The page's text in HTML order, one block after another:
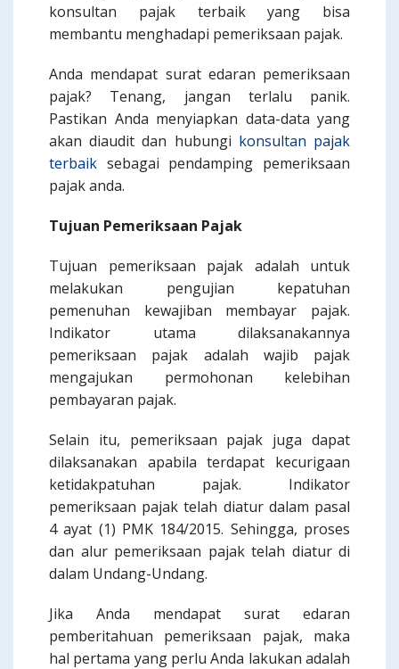
konsultan pajak terbaik yang bisa
membantu menghadapi pemeriksaan pajak.
Anda mendapat surat edaran pemeriksaan
pajak? Tenang, jangan terlalu panik.
Pastikan Anda menyiapkan data-data yang
akan diaudit dan hubungi konsultan pajak
terbaik sebagai pendamping pemeriksaan
pajak anda.
Tujuan Pemeriksaan Pajak
Tujuan pemeriksaan pajak adalah untuk
melakukan pengujian kepatuhan
pemenuhan kewajiban membayar pajak.
Indikator utama dilaksanakannya
pemeriksaan pajak adalah wajib pajak
mengajukan permohonan kelebihan
pembayaran pajak.
Selain itu, pemeriksaan pajak juga dapat
dilaksanakan apabila terdapat kecurigaan
ketidakpatuhan pajak. Indikator
pemeriksaan pajak telah diatur dalam pasal
4 ayat (1) PMK 184/2015. Sehingga, proses
dan alur pemeriksaan pajak telah diatur di
dalam Undang-Undang.
Jika Anda mendapat surat edaran
pemberitahuan pemeriksaan pajak, maka
hal pertama yang perlu Anda lakukan adalah